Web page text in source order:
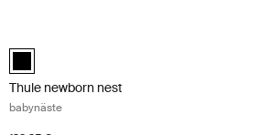
Thule newborn nest Svart (selected)
Thule newborn nest
babynäste